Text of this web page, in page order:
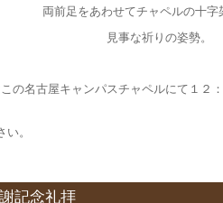
両前足をあわせてチャペルの十字
見事な祈りの姿勢。
の名古屋キャンパスチャペルにて１２
。
記念礼拝